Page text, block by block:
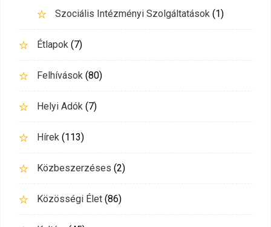
Szociális Intézményi Szolgáltatások (1)
Étlapok (7)
Felhívások (80)
Helyi Adók (7)
Hírek (113)
Közbeszerzéses (2)
Közösségi Élet (86)